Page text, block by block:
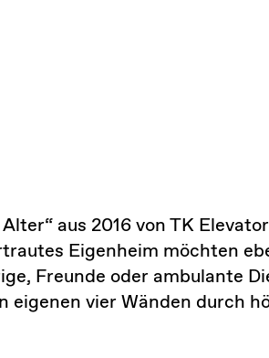
aus 2016 von TK
Eigenheim möchten
Freunde oder ambulante
eigenen vier Wänden durch